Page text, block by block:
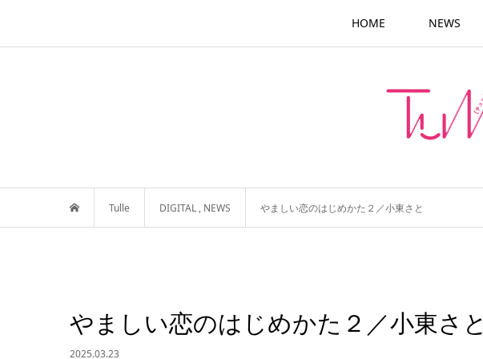
HOME NEWS
Tulle DIGITAL , NEWS やましい恋のはじめかた２／小東さと
やましい恋のはじめかた２／小東さと
2025.03.23